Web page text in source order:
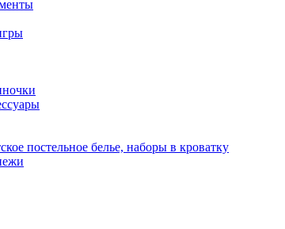
постельное белье, наборы в кроватку